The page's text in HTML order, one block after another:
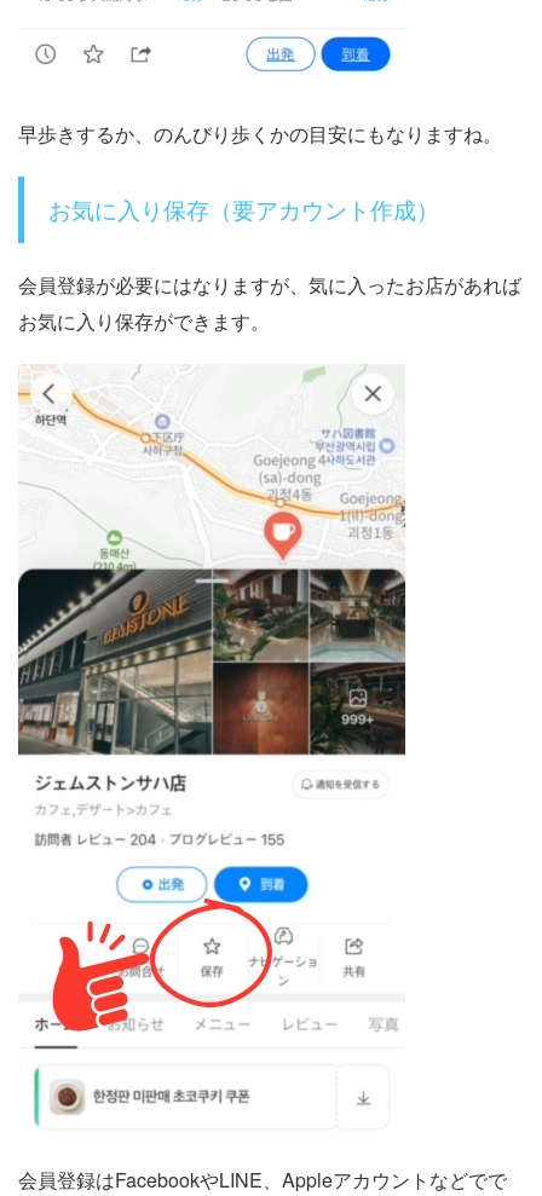
早歩きするか、のんびり歩くかの目安にもなりますね。
お気に入り保存（要アカウント作成）
会員登録が必要にはなりますが、気に入ったお店があれば
お気に入り保存ができます。
会員登録はFacebookやLINE、Appleアカウントなどでで